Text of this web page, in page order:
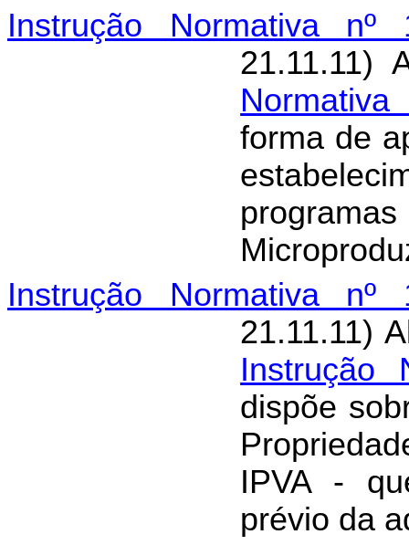
Instrução Normativa nº
21.11.11)
Normativa
forma de
Instrução Normativa nº
21.11.11)
Instrução
dispõe
IPVA -
prévio da